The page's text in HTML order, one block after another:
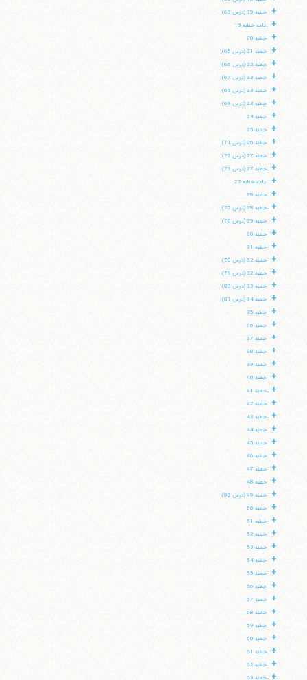
+ خطبه 19 (درس 63)
+ ادامه خطبه 19
+ خطبه 20
+ خطبه 21 (درس 65)
+ خطبه 22 (درس 66)
+ خطبه 23 (درس 67)
+ خطبه 23 (درس 68)
+ خطبه 23 (درس 69)
+ خطبه 24
+ خطبه 25
+ خطبه 26 (درس 71)
+ خطبه 27 (درس 72)
+ خطبه 27 (درس 73)
+ ادامه خطبه 27
+ خطبه 28
+ خطبه 28 (درس 75)
+ خطبه 29 (درس 76)
+ خطبه 30
+ خطبه 31
+ خطبه 32 (درس 78)
+ خطبه 32 (درس 79)
+ خطبه 33 (درس 80)
+ خطبه 34 (درس 81)
+ خطبه 35
+ خطبه 36
+ خطبه 37
+ خطبه 38
+ خطبه 39
+ خطبه 40
+ خطبه 41
+ خطبه 42
+ خطبه 43
+ خطبه 44
+ خطبه 45
+ خطبه 46
+ خطبه 47
+ خطبه 48
+ خطبه 49 (درس 88)
+ خطبه 50
+ خطبه 51
+ خطبه 52
+ خطبه 53
+ خطبه 54
+ خطبه 55
+ خطبه 56
+ خطبه 57
+ خطبه 58
+ خطبه 59
+ خطبه 60
+ خطبه 61
+ خطبه 62
+ خطبه 63